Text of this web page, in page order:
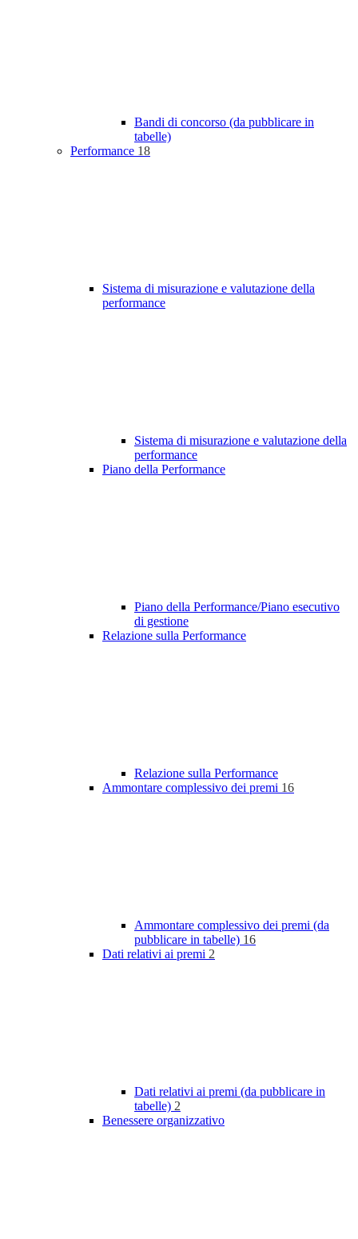
Bandi di concorso (da pubblicare in
tabelle)
Performance 18
Sistema di misurazione e valutazione della
performance
Sistema di misurazione e valutazione della
performance
Piano della Performance
Piano della Performance/Piano esecutivo
di gestione
Relazione sulla Performance
Relazione sulla Performance
Ammontare complessivo dei premi 16
Ammontare complessivo dei premi (da
pubblicare in tabelle) 16
Dati relativi ai premi 2
Dati relativi ai premi (da pubblicare in
tabelle) 2
Benessere organizzativo